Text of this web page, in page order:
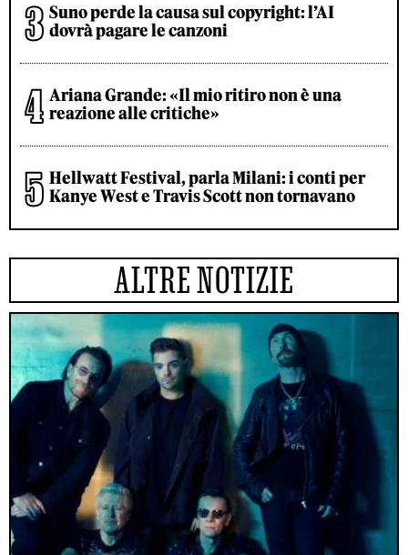
Suno perde la causa sul copyright: l’AI
dovrà pagare le canzoni
Ariana Grande: «Il mio ritiro non è una
reazione alle critiche»
Hellwatt Festival, parla Milani: i conti per
Kanye West e Travis Scott non tornavano
ALTRE NOTIZIE